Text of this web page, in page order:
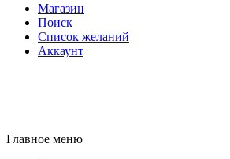
Магазин
Поиск
Список желаний
Аккаунт
Главное меню